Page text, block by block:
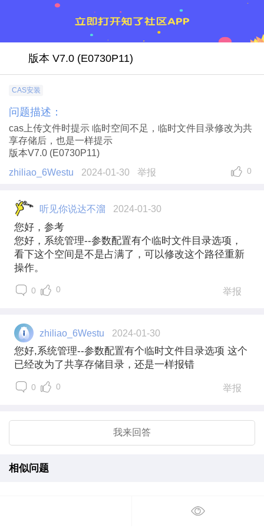
版本 V7.0 (E0730P11)
CAS安装
问题描述：
cas上传文件时提示 临时空间不足，临时文件目录修改为共
享存储后，也是一样提示
版本V7.0 (E0730P11)
zhiliao_6Westu
2024-01-30 举报 0
听见你说达不溜 2024-01-30
您好，参考
您好，系统管理--参数配置有个临时文件目录选项，
看下这个空间是不是占满了，可以修改这个路径重新
操作。
0 0 举报
zhiliao_6Westu 2024-01-30
您好,系统管理--参数配置有个临时文件目录选项 这个
已经改为了共享存储目录，还是一样报错
0 0 举报
我来回答
相似问题